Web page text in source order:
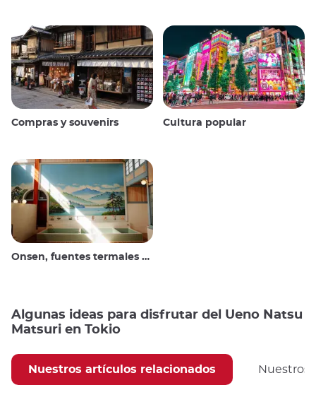
Compras y souvenirs Cultura popular
Onsen, fuentes termales y baños públicos
Algunas ideas para disfrutar del Ueno Natsu
Matsuri en Tokio
Nuestros artículos relacionados Nuestros